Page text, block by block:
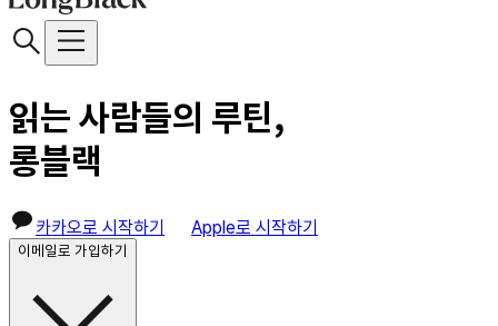
읽는 사람들의 루틴,
롱블랙
카카오로 시작하기 Apple로 시작하기
이메일로 가입하기